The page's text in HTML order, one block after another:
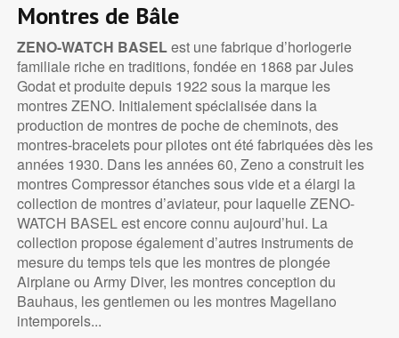
Montres de Bâle
ZENO-WATCH BASELest une fabrique d’horlogerie
familiale riche en traditions, fondée en 1868 par Jules
Godat et produite depuis 1922 sous la marque les
montres ZENO. Initialement spécialisée dans la
production de montres de poche de cheminots, des
montres-bracelets pour pilotes ont été fabriquées dès les
années 1930. Dans les années 60, Zeno a construit les
montres Compressor étanches sous vide et a élargi la
collection de montres d’aviateur, pour laquelle ZENO-
WATCH BASEL est encore connu aujourd’hui. La
collection propose également d’autres instruments de
mesure du temps tels que les montres de plongée
Airplane ou Army Diver, les montres conception du
Bauhaus, les gentlemen ou les montres Magellano
intemporels...